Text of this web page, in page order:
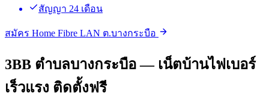
สัญญา 24 เดือน
สมัคร Home Fibre LAN ต.บางกระบือ
3BB ตำบลบางกระบือ — เน็ตบ้านไฟเบอร์
เร็วแรง ติดตั้งฟรี